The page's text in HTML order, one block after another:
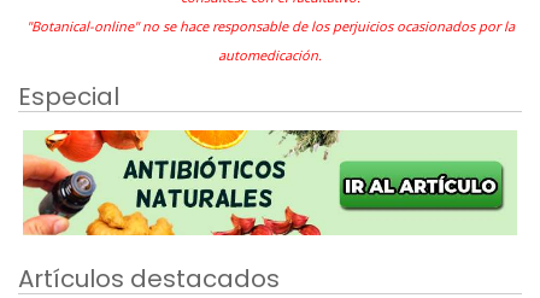
"Botanical-online" no se hace responsable de los perjuicios ocasionados por la
automedicación.
Especial
Artículos destacados